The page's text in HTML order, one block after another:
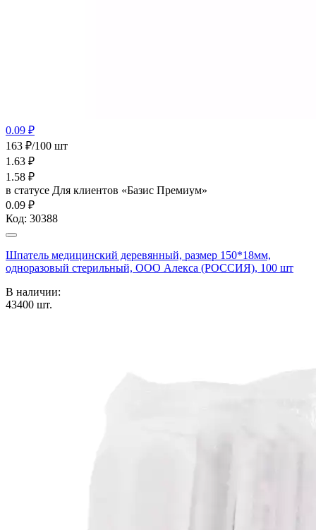
0.09 ₽
163 ₽/100 шт
1.63 ₽
1.58 ₽
в статусе Для клиентов «Базис Премиум»
0.09 ₽
Код: 30388
Шпатель медицинский деревянный, размер 150*18мм,
одноразовый стерильный, ООО Алекса (РОССИЯ), 100 шт
В наличии:
43400 шт.